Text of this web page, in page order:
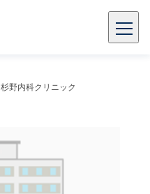
杉野内科クリニック